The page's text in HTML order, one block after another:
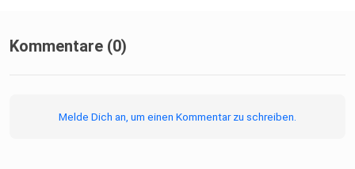
Kommentare (0)
Melde Dich an, um einen Kommentar zu schreiben.